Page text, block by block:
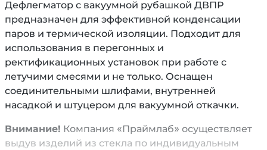
Дефлегматор с вакуумной рубашкой ДВПР
предназначен для эффективной конденсации
паров и термической изоляции. Подходит для
использования в перегонных и
ректификационных установок при работе с
летучими смесями и не только. Оснащен
соединительными шлифами, внутренней
насадкой и штуцером для вакуумной откачки.
Внимание! Компания «Праймлаб» осуществляет
выдув изделий из стекла по индивидуальным